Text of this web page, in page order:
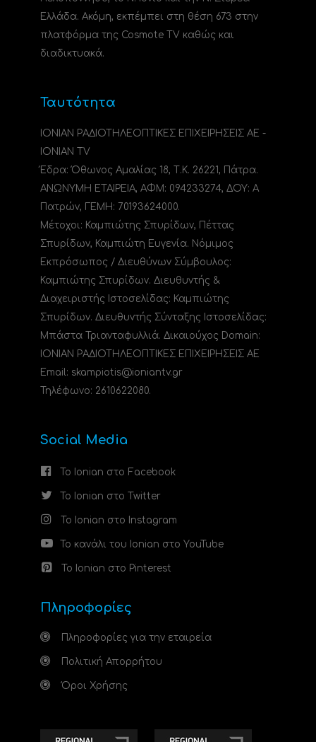
Ελλάδα. Ακόμη, εκπέμπει στη θέση 673 στην
πλατφόρμα της Cosmote TV καθώς και
διαδικτυακά.
Ταυτότητα
ΙΟΝΙΑΝ ΡΑΔΙΟΤΗΛΕΟΠΤΙΚΕΣ ΕΠΙΧΕΙΡΗΣΕΙΣ ΑΕ -
IONIAN TV
Έδρα: Όθωνος Αμαλίας 18, Τ.Κ. 26221, Πάτρα.
ΑΝΩΝΥΜΗ ΕΤΑΙΡΕΙΑ, ΑΦΜ: 094233274, ΔΟΥ: A
Πατρών, ΓΕΜΗ: 70193624000.
Μέτοχοι: Καμπιώτης Σπυρίδων, Πέττας
Σπυρίδων, Καμπιώτη Ευγενία. Νόμιμος
Εκπρόσωπος / Διευθύνων Σύμβουλος:
Καμπιώτης Σπυρίδων. Διευθυντής &
Διαχειριστής Ιστοσελίδας: Καμπιώτης
Σπυρίδων. Διευθυντής Σύνταξης Ιστοσελίδας:
Μπάστα Τριανταφυλλιά. Δικαιούχος Domain:
ΙΟΝΙΑΝ ΡΑΔΙΟΤΗΛΕΟΠΤΙΚΕΣ ΕΠΙΧΕΙΡΗΣΕΙΣ ΑΕ
Email: skampiotis@ioniantv.gr
Τηλέφωνο: 2610622080.
Social Media
Το Ionian στο Facebook
Το Ionian στο Twitter
Το Ionian στο Instagram
Το κανάλι του Ionian στο YouTube
Το Ionian στο Pinterest
Πληροφορίες
Πληροφορίες για την εταιρεία
Πολιτική Απορρήτου
Όροι Χρήσης